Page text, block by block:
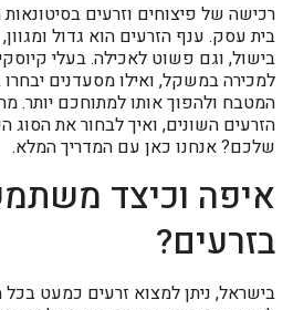
רכישה של פיצוחים וזרעים
בית עסק. ענף הזרעים הוא גדול
בישול, וגם פשוט לאכילה. בעלי
למכירה במשקל, ואילו מסעדנים
המטבח ולהפוך אותו למתוחכם יותר.
הזרעים השונים, ואיך לבחור את הסוג
שלכם? אנחנו כאן עם המדריך המלא.
איפה וכיצד
בזרעים?
בישראל, ניתן למצוא זרעים כמעט